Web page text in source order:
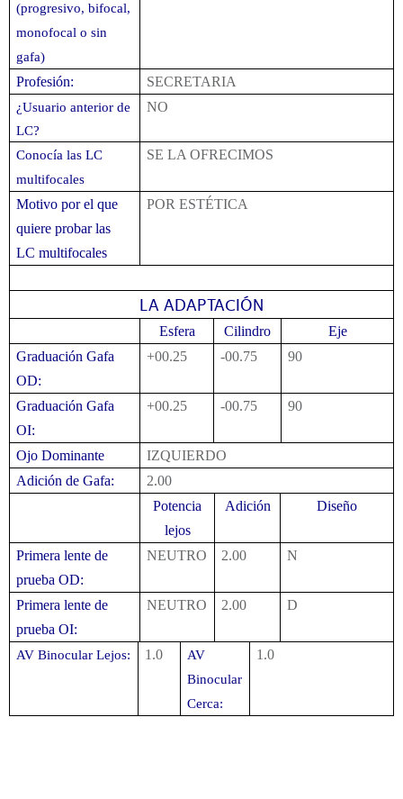
(progresivo, bifocal,
monofocal o sin
gafa)
Profesión: SECRETARIA
¿Usuario anterior de
LC?
NO
Conocía las LC
multifocales
SE LA OFRECIMOS
Motivo por el que
quiere probar las
LC multifocales
POR ESTÉTICA
LA ADAPTACIÓN
Esfera Cilindro
Eje
Graduación Gafa
OD:
+00.25 -00.75 90
Graduación Gafa
OI:
+00.25 -00.75 90
Ojo Dominante
IZQUIERDO
Adición de Gafa:
2.00
Potencia
lejos
Adición Diseño
Primera lente de
prueba OD:
NEUTRO 2.00 N
Primera lente de
prueba OI:
NEUTRO 2.00 D
AV Binocular Lejos: 1.0
AV
Binocular
Cerca:
1.0